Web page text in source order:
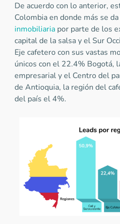
De acuerdo con lo anterior,
Colombia en donde más se
inmobiliaria por parte de los
capital de la salsa y el Sur
Eje cafetero con sus vastas
únicos con el 22.4% Bogotá,
empresarial y el Centro del
de Antioquia, la región del
del país el 4%.